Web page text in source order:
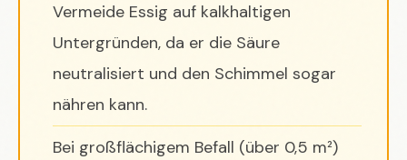
Vermeide Essig auf kalkhaltigen
Untergründen, da er die Säure
neutralisiert und den Schimmel sogar
nähren kann.
Bei großflächigem Befall (über 0,5 m²)